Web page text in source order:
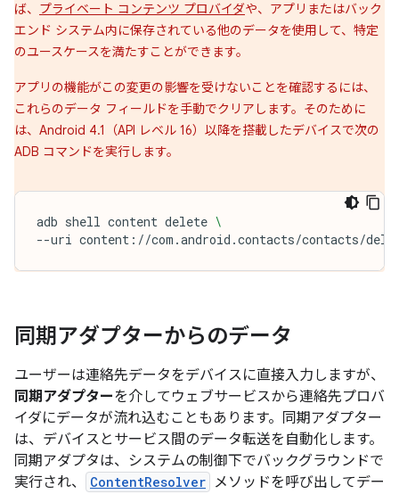
ば、 プライベート コンテンツ プロバイダや、アプリまたはバック
エンド システム内に保存されている他のデータを使用して、特定
のユースケースを満たすことができます。
アプリの機能がこの変更の影響を受けないことを確認するには、
これらのデータ フィールドを手動でクリアします。そのために
は、Android 4.1（API レベル 16）以降を搭載したデバイスで次の
ADB コマンドを実行します。
adb shell content delete \
--uri content://com.android.contacts/contacts/
同期アダプターからのデータ
ユーザーは連絡先データをデバイスに直接入力しますが、
同期アダプターを介してウェブサービスから連絡先プロバ
イダにデータが流れ込むこともあります。同期アダプター
は、デバイスとサービス間のデータ転送を自動化します。
同期アダプタは、システムの制御下でバックグラウンドで
実行され、
ContentResolver メソッドを呼び出してデー